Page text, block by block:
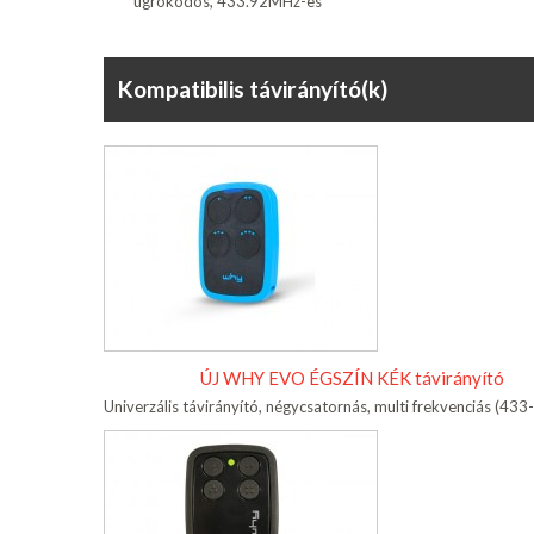
Kompatibilis távirányító(k)
ÚJ WHY EVO ÉGSZÍN KÉK távirányító
Univerzális távirányító, négycsatornás, multi frekvenciás